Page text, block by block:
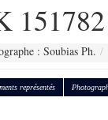
151782
: Soubias Ph.
représentés